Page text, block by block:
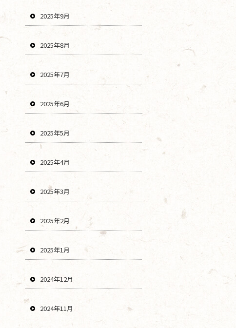
2025年9月
2025年8月
2025年7月
2025年6月
2025年5月
2025年4月
2025年3月
2025年2月
2025年1月
2024年12月
2024年11月